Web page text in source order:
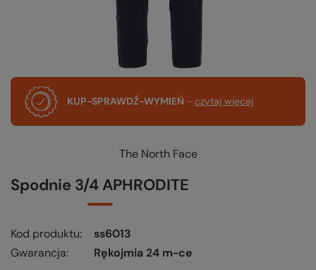
KUP-SPRAWDŹ-WYMIEŃ - czytaj więcej
The North Face
Spodnie 3/4 APHRODITE
Kod produktu
ss6013
Gwarancja
Rękojmia 24 m-ce